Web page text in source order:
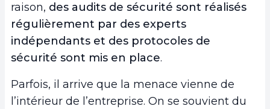
raison, des audits de sécurité sont réalisés
régulièrement par des experts
indépendants et des protocoles de
sécurité sont mis en place.
Parfois, il arrive que la menace vienne de
l’intérieur de l’entreprise. On se souvient du